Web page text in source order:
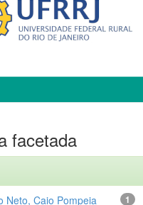
facetada
1
Neto, Caio Pompeia